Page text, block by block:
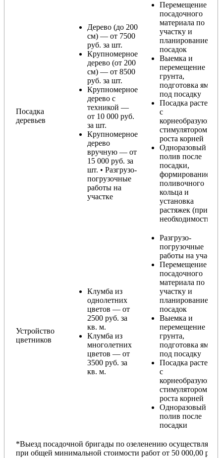
Посадка
деревьев
Дерево (до 200
см) — от 7500
руб. за шт.
Крупномерное
дерево (от 200
см) — от 8500
руб. за шт.
Крупномерное
дерево с
техникой —
от 10 000 руб.
за шт.
Крупномерное
дерево
вручную — от
15 000 руб. за
шт. • Разгрузо-
погрузочные
работы на
участке
Перемещение
посадочного
материала по
участку и
планирование
посадок
Выемка и
перемещение
грунта,
подготовка ямы
под посадку
Посадка растения
с
корнеобразующим
стимулятором
роста корней
Одноразовый
полив после
посадки,
формирование
поливочного
кольца и
установка
растяжек (при
необходимости)
Устройство
цветников
Клумба из
однолетних
цветов — от
2500 руб. за
кв. м.
Клумба из
многолетних
цветов — от
3500 руб. за
кв. м.
Разгрузо-
погрузочные
работы на участке
Перемещение
посадочного
материала по
участку и
планирование
посадок
Выемка и
перемещение
грунта,
подготовка ямы
под посадку
Посадка растений
с
корнеобразующим
стимулятором
роста корней
Одноразовый
полив после
посадки
*Выезд посадочной бригады по озеленению осуществляется
при общей минимальной стоимости работ от 50 000,00 руб.